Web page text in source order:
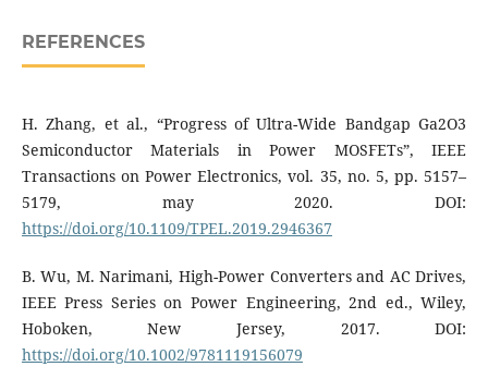
REFERENCES
H. Zhang, et al., “Progress of Ultra-Wide Bandgap Ga2O3
Semiconductor Materials in Power MOSFETs”, IEEE
Transactions on Power Electronics, vol. 35, no. 5, pp. 5157–
5179, may 2020. DOI:
https://doi.org/10.1109/TPEL.2019.2946367
B. Wu, M. Narimani, High-Power Converters and AC Drives,
IEEE Press Series on Power Engineering, 2nd ed., Wiley,
Hoboken, New Jersey, 2017. DOI:
https://doi.org/10.1002/9781119156079